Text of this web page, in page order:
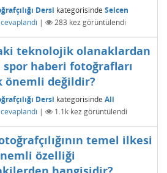
Dersi kategorisinde Selcen
cevaplandı | 283 kez görüntülendi
teknolojik olanaklardan
spor haberi fotoğrafları
önemli değildir?
Dersi kategorisinde Ali
cevaplandı | 1.1kkez görüntülendi
temel ilkesi
özelliği